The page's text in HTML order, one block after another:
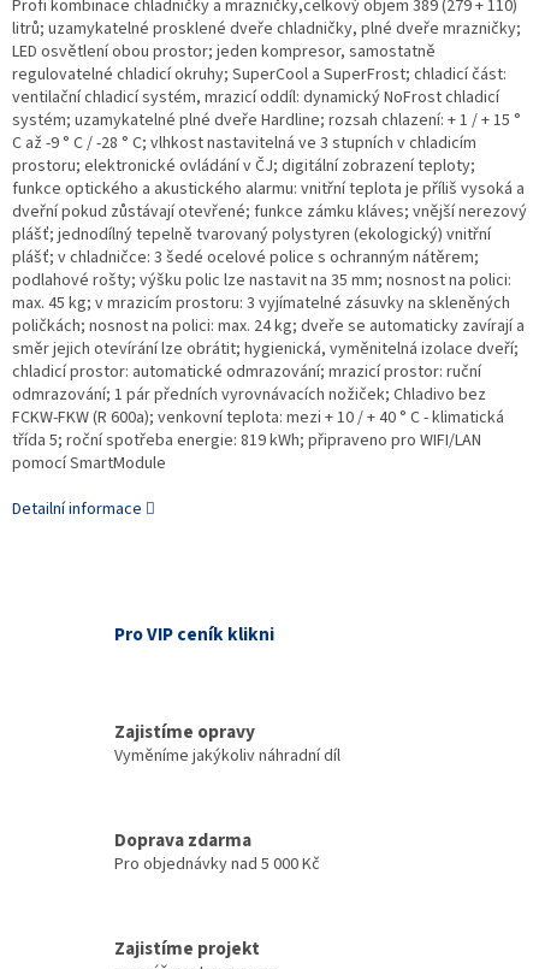
Profi kombinace chladničky a mrazničky,celkový objem 389 (279 + 110)
litrů; uzamykatelné prosklené dveře chladničky, plné dveře mrazničky;
LED osvětlení obou prostor; jeden kompresor, samostatně
regulovatelné chladicí okruhy; SuperCool a SuperFrost; chladicí část:
ventilační chladicí systém, mrazicí oddíl: dynamický NoFrost chladicí
systém; uzamykatelné plné dveře Hardline; rozsah chlazení: + 1 / + 15 °
C až -9 ° C / -28 ° C; vlhkost nastavitelná ve 3 stupních v chladicím
prostoru; elektronické ovládání v ČJ; digitální zobrazení teploty;
funkce optického a akustického alarmu: vnitřní teplota je příliš vysoká a
dveřní pokud zůstávají otevřené; funkce zámku kláves; vnější nerezový
plášť; jednodílný tepelně tvarovaný polystyren (ekologický) vnitřní
plášť; v chladničce: 3 šedé ocelové police s ochranným nátěrem;
podlahové rošty; výšku polic lze nastavit na 35 mm; nosnost na polici:
max. 45 kg; v mrazicím prostoru: 3 vyjímatelné zásuvky na skleněných
poličkách; nosnost na polici: max. 24 kg; dveře se automaticky zavírají a
směr jejich otevírání lze obrátit; hygienická, vyměnitelná izolace dveří;
chladicí prostor: automatické odmrazování; mrazicí prostor: ruční
odmrazování; 1 pár předních vyrovnávacích nožiček; Chladivo bez
FCKW-FKW (R 600a); venkovní teplota: mezi + 10 / + 40 ° C - klimatická
třída 5; roční spotřeba energie: 819 kWh; připraveno pro WIFI/LAN
pomocí SmartModule
Detailní informace
Pro VIP ceník klikni
Zajistíme opravy
Vyměníme jakýkoliv náhradní díl
Doprava zdarma
Pro objednávky nad 5 000 Kč
Zajistíme projekt